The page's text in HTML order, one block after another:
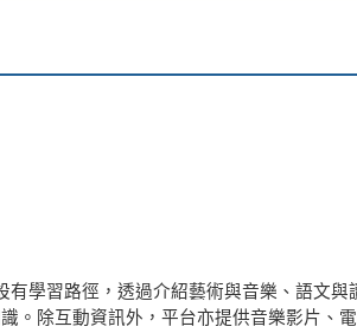
有學習路徑，透過介紹藝術與音樂、語文與
。除互動資訊外，平台亦提供音樂影片、